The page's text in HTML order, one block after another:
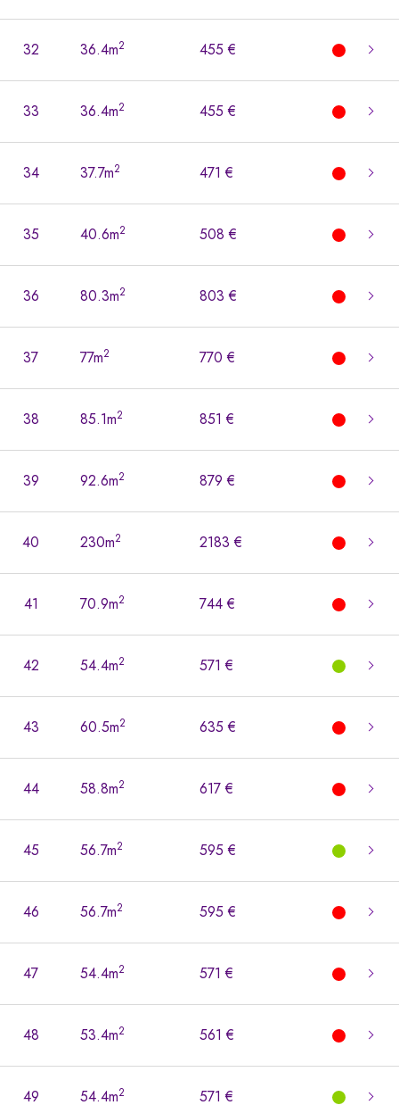
32 36.4m2 455 €
33 36.4m2 455 €
34 37.7m2 471 €
35 40.6m2 508 €
36 80.3m2 803 €
37 77m2 770 €
38 85.1m2 851 €
39 92.6m2 879 €
40 230m2 2183 €
41 70.9m2 744 €
42 54.4m2 571 €
43 60.5m2 635 €
44 58.8m2 617 €
45 56.7m2 595 €
46 56.7m2 595 €
47 54.4m2 571 €
48 53.4m2 561 €
49 54.4m2 571 €